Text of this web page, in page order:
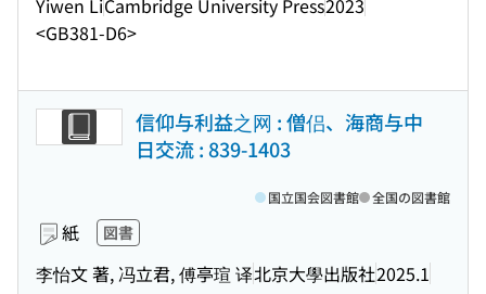
<GB381-D6>
信仰与利益之网 : 僧侣、海商与中
日交流 : 839-1403
紙 図書
李怡文 著, 冯立君, 傅亭瑄 译北京大學出版社2025.1
国立国会図書館 全国の図書館